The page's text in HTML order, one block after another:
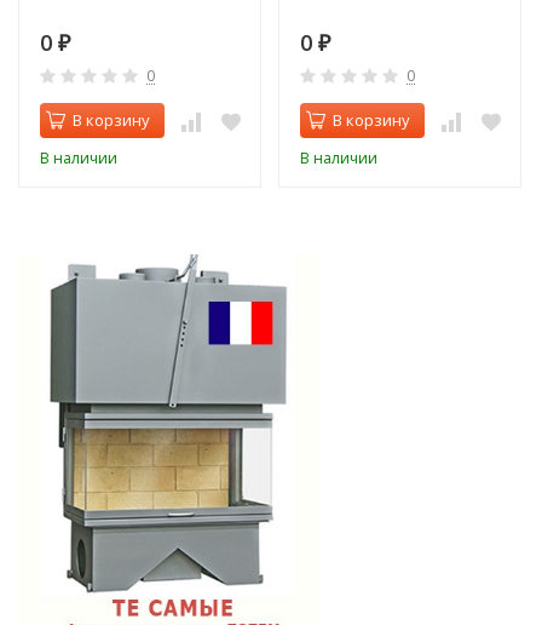
0 ₽
0
В корзину
В наличии
0 ₽
0
В корзину
В наличии